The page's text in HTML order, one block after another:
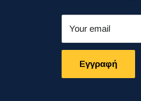
Your email
Eγγραφή